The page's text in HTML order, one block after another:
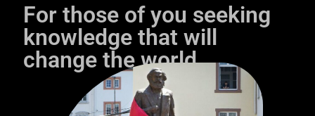
For those of you seeking
knowledge that will
change the world